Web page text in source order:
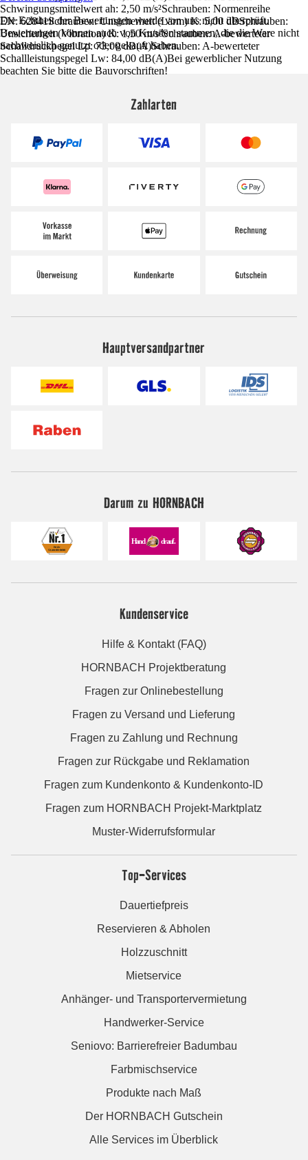
Schwingungsmittelwert ah: 2,50 m/s²Schrauben: Normenreihe
EN: 62841Schrauben: Unsicherheit (Lärm) K: 5,00 dBSchrauben:
Unsicherheit (Vibration) K: 1,50 m/s²Schrauben: A-bewerteter
Schalldruckpegel Lp: 73,00 dB(A)Schrauben: A-bewerteter
Schallleistungspegel Lw: 84,00 dB(A)Bei gewerblicher Nutzung
beachten Sie bitte die Bauvorschriften!
Die Echtheit der Bewertungen wurde von uns nicht überprüft.
Bewertungen können auch von Kunden stammen, die die Ware nicht
nachweislich genutzt oder gekauft haben.
Zahlarten
Hauptversandpartner
Darum zu HORNBACH
Kundenservice
Hilfe & Kontakt (FAQ)
HORNBACH Projektberatung
Fragen zur Onlinebestellung
Fragen zu Versand und Lieferung
Fragen zu Zahlung und Rechnung
Fragen zur Rückgabe und Reklamation
Fragen zum Kundenkonto & Kundenkonto-ID
Fragen zum HORNBACH Projekt-Marktplatz
Muster-Widerrufsformular
Top-Services
Dauertiefpreis
Reservieren & Abholen
Holzzuschnitt
Mietservice
Anhänger- und Transportervermietung
Handwerker-Service
Seniovo: Barrierefreier Badumbau
Farbmischservice
Produkte nach Maß
Der HORNBACH Gutschein
Alle Services im Überblick